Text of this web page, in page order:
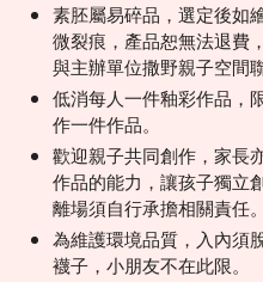
素胚屬易碎品，選定後如
微裂痕，產品恕無法退費
與主辦單位撒野親子空間
低消每人一件釉彩作品，
作一件作品。
歡迎親子共同創作，家長
作品的能力，讓孩子獨立
離場須自行承擔相關責任。
為維護環境品質，入內須
襪子，小朋友不在此限。